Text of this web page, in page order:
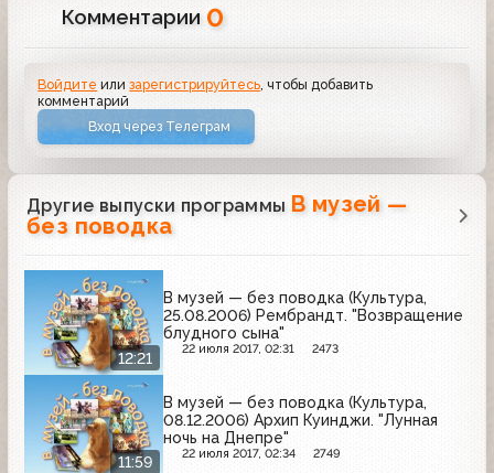
Комментарии 0
Войдите илизарегистрируйтесь , чтобы добавить
комментарий
Вход через Телеграм
Другие выпуски программы В музей —
без поводка
12:21
В музей — без поводка (Культура,
25.08.2006) Рембрандт. "Возвращение
блудного сына"
22 июля 2017, 02:31 2473
11:59
В музей — без поводка (Культура,
08.12.2006) Архип Куинджи. "Лунная
ночь на Днепре"
22 июля 2017, 02:34 2749